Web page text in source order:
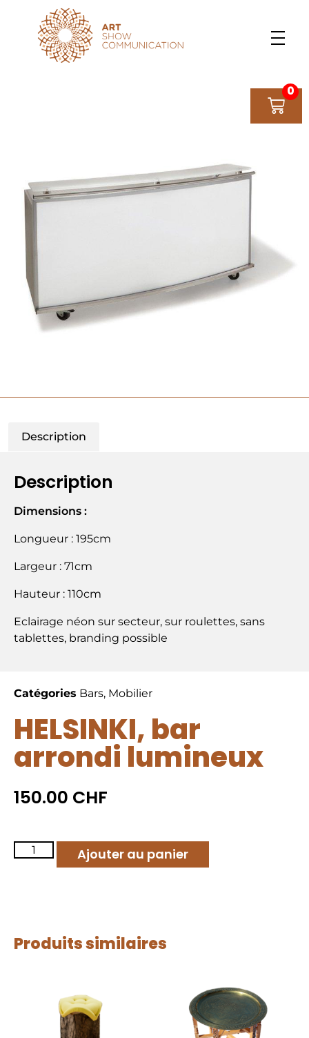
0
Description
Description
Dimensions :
Longueur : 195cm
Largeur : 71cm
Hauteur : 110cm
Eclairage néon sur secteur, sur roulettes, sans
tablettes, branding possible
Catégories Bars, Mobilier
HELSINKI, bar
arrondi lumineux
150.00 CHF
Ajouter au panier
Produits similaires